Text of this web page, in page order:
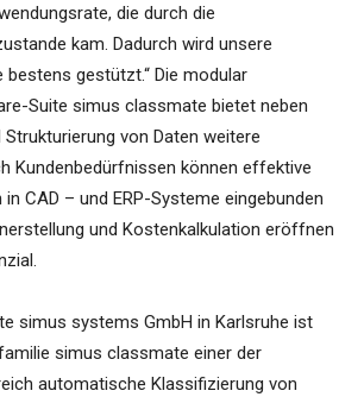
die durch die
kam. Dadurch wird unsere
bestens gestützt.“ Die modular
Suite simus classmate bietet neben
von Daten weitere
Kundenbedürfnissen können effektive
CAD – und ERP-Systeme eingebunden
und Kostenkalkulation eröffnen
simus systems GmbH in Karlsruhe ist
simus classmate einer der
automatische Klassifizierung von